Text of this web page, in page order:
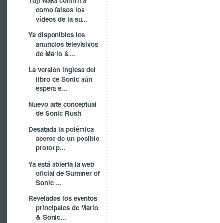
como falsos los
vídeos de la su...
Ya disponibles los
anuncios televisivos
de Mario &...
La versión inglesa del
libro de Sonic aún
espera e...
Nuevo arte conceptual
de Sonic Rush
Desatada la polémica
acerca de un posible
prototip...
Ya está abierta la web
oficial de Summer of
Sonic ...
Revelados los eventos
principales de Mario
& Sonic...